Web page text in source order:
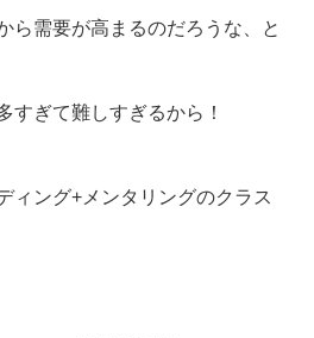
ら需要が高まるのだろうな、と
すぎて難しすぎるから！
ィング+メンタリングのクラス